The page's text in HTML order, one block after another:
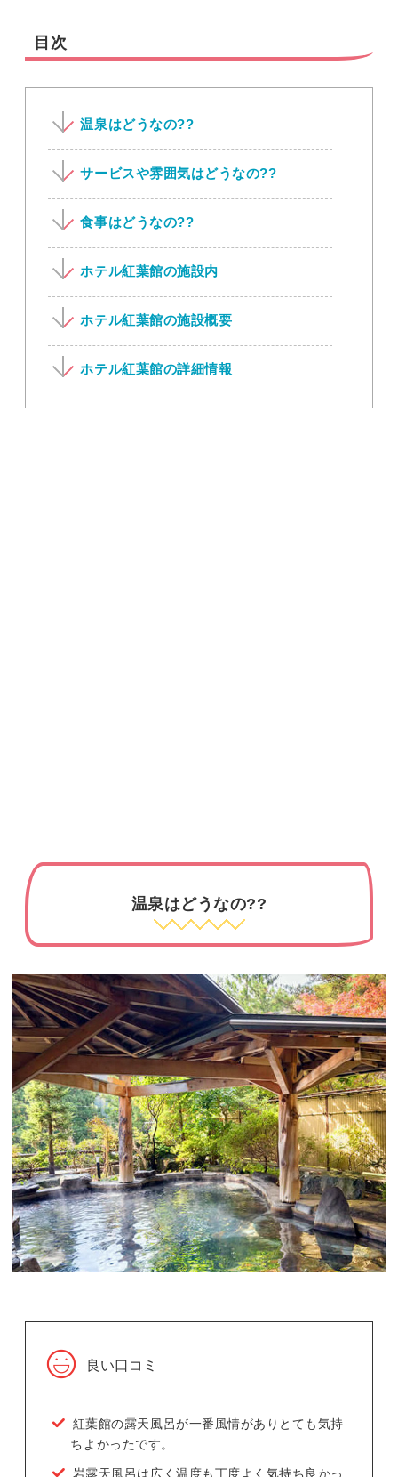
目次
温泉はどうなの??
サービスや雰囲気はどうなの??
食事はどうなの??
ホテル紅葉館の施設内
ホテル紅葉館の施設概要
ホテル紅葉館の詳細情報
温泉はどうなの??
良い口コミ
紅葉館の露天風呂が一番風情がありとても気持
ちよかったです。
岩露天風呂は広く温度も丁度よく気持ち良かっ